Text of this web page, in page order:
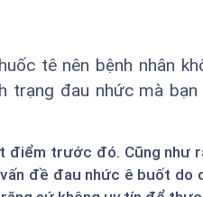
tê nên bệnh nhân
trạng đau nhức mà
trước đó. Cũng như
đề đau nhức ê buốt do